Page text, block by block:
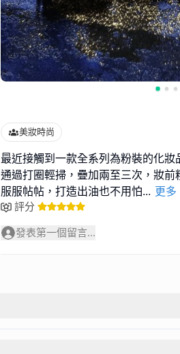
美妝時尚
最近接觸到一款全系列為粉裝的化
通過打圈輕掃，疊加兩至三次，妝
服服帖帖，打造出油也不用怕... 更多
評分
發表第一個留言...